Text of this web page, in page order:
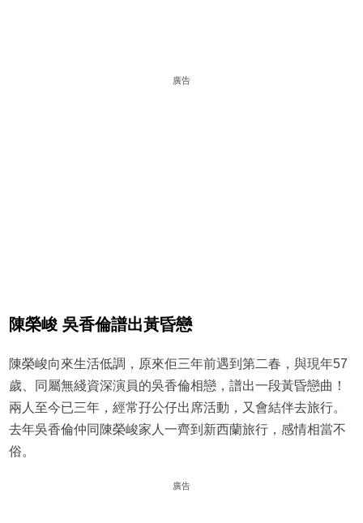
廣告
陳榮峻 吳香倫譜出黃昏戀
陳榮峻向來生活低調，原來佢三年前遇到第二春，與現年57
歲、同屬無綫資深演員的吳香倫相戀，譜出一段黃昏戀曲！
兩人至今已三年，經常孖公仔出席活動，又會結伴去旅行。
去年吳香倫仲同陳榮峻家人一齊到新西蘭旅行，感情相當不
俗。
廣告